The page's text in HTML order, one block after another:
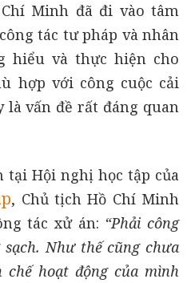
Minh đã đi vào tâm
tác tư pháp và nhân
hiểu và thực hiện cho
hợp với công cuộc cải
là vấn đề rất đáng quan
tại Hội nghị học tập của
, Chủ tịch Hồ Chí Minh
tác xử án: “Phải công
Như thế cũng chưa
hoạt động của mình